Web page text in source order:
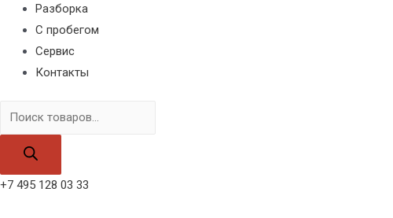
Разборка
С пробегом
Сервис
Контакты
Поиск
товаров
+7 495 128 03 33